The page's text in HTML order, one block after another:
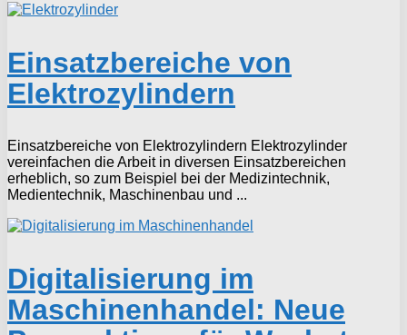
Einsatzbereiche von
Elektrozylindern
Einsatzbereiche von Elektrozylindern Elektrozylinder
vereinfachen die Arbeit in diversen Einsatzbereichen
erheblich, so zum Beispiel bei der Medizintechnik,
Medientechnik, Maschinenbau und ...
Digitalisierung im
Maschinenhandel: Neue